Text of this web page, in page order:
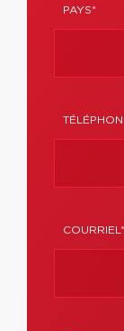
PAYS*
COURRIEL*